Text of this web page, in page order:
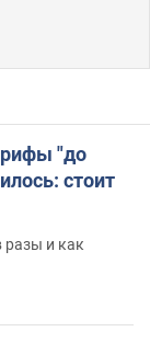
"до
стоит
разы и как